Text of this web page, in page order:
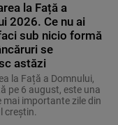
la Față a
2026. Ce nu ai
sub nicio formă
se
astăzi
la Față a Domnului,
pe 6 august, este una
mai importante zile din
creștin.